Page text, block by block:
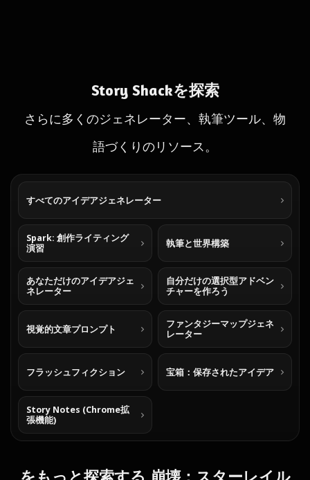
Story Shackを探索
さらに多くのジェネレーター、執筆ツール、物
語づくりのリソース。
すべてのアイデアジェネレーター
Spark: 創作ライティング
演習
執筆と世界構築
あなただけのアイデアジェ
ネレーター
自分だけの選択型アドベン
チャーを作ろう
視覚的文章プロンプト
ファンタジーマップジェネ
レーター
フラッシュフィクション 宝箱：保存されたアイデア
Story Notes (Chrome拡
張機能)